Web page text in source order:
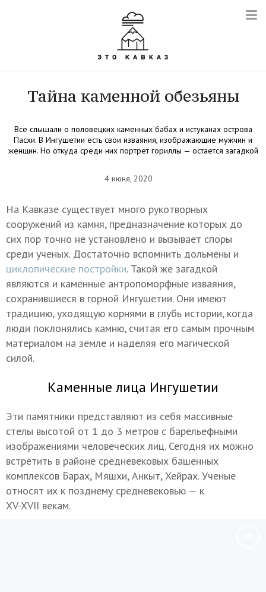
Тайна каменной обезьяны
Все слышали о половецких каменных бабах и истуканах острова
Пасхи. В Ингушетии есть свои изваяния, изображающие мужчин и
женщин. Но откуда среди них портрет гориллы — остается загадкой
4 июня, 2020
На Кавказе существует много рукотворных
сооружений из камня, предназначение которых до
сих пор точно не установлено и вызывает споры
среди ученых. Достаточно вспомнить дольмены и
циклопические постройки. Такой же загадкой
являются и каменные антропоморфные изваяния,
сохранившиеся в горной Ингушетии. Они имеют
традицию, уходящую корнями в глубь истории, когда
люди поклонялись камню, считая его самым прочным
материалом на земле и наделяя его магической
силой.
Каменные лица Ингушетии
Эти памятники представляют из себя массивные
стелы высотой от 1 до 3 метров с барельефными
изображениями человеческих лиц. Сегодня их можно
встретить в районе средневековых башенных
комплексов Барах, Мяшхи, Анкыт, Хейрах. Ученые
относят их к позднему средневековью — к
XV-XVII векам.